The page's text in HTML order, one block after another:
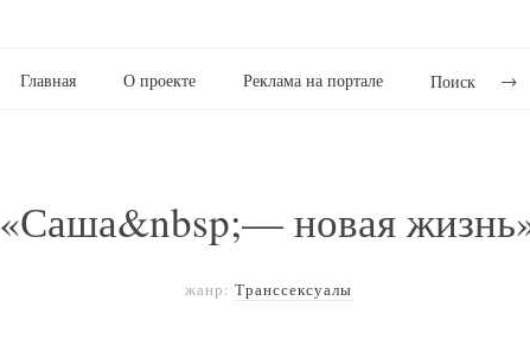
Главная О проекте Реклама на портале Поиск
«Саша&nbsp;— новая
жанр: Транссексуалы